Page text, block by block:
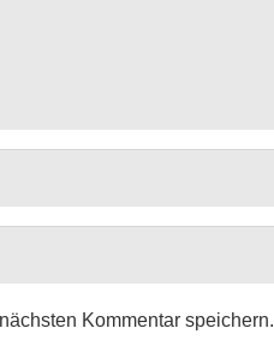
Kommentar speichern.